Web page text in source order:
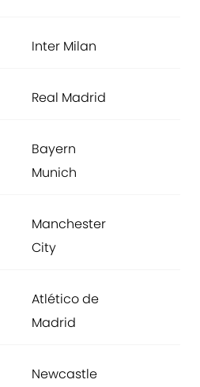
Inter Milan
Real Madrid
Bayern
Munich
Manchester
City
Atlético de
Madrid
Newcastle